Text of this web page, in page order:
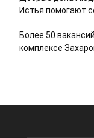
Истья помогают
Более 50
комплексе